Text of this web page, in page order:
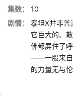
集数：
10
剧情：
泰坦X并非普
它巨大的、
佛都屏住了
——一股来自
的力量无与